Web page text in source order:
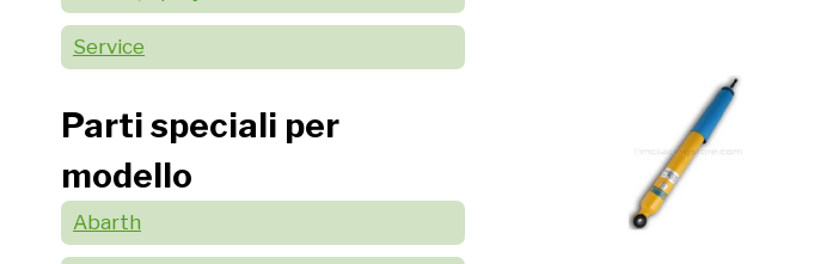
Service
Parti speciali per
modello
Abarth